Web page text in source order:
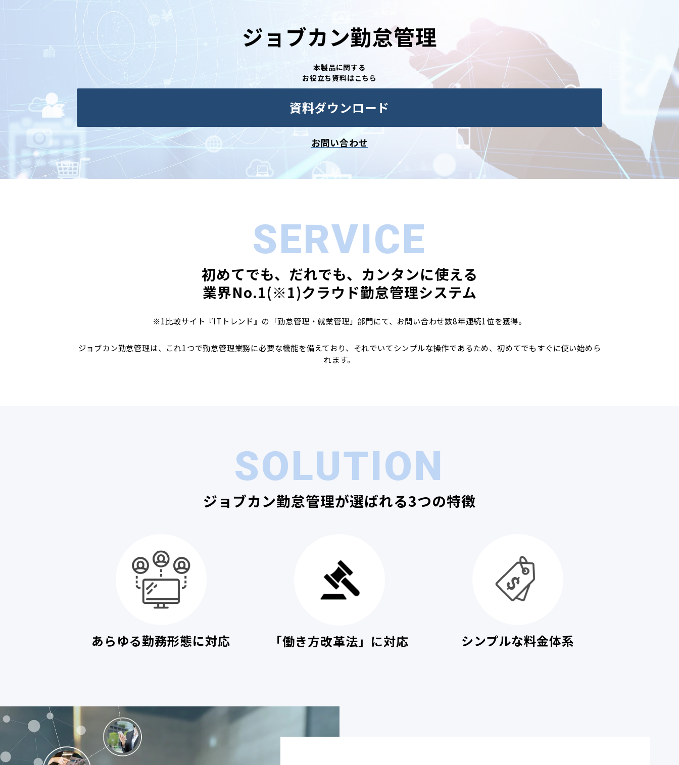
ジョブカン勤怠管理
本製品に関する
お役立ち資料はこちら
資料ダウンロード
お問い合わせ
SERVICE
初めてでも、だれでも、カンタンに使える
業界No.1(※1)クラウド勤怠管理システム
※1比較サイト『ITトレンド』の「勤怠管理・就業管理」部門にて、お問い合わせ数8年連続1位を獲得。
ジョブカン勤怠管理は、これ1つで勤怠管理業務に必要な機能を備えており、それでいてシンプルな操作であるため、初めてでもすぐに使い始めら
れます。
SOLUTION
ジョブカン勤怠管理が選ばれる3つの特徴
あらゆる勤務形態に対応 「働き方改革法」に対応 シンプルな料金体系